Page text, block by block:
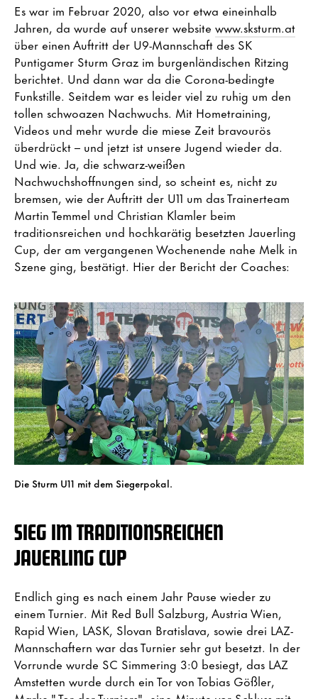
Es war im Februar 2020, also vor etwa eineinhalb
Jahren, da wurde auf unserer website www.sksturm.at
über einen Auftritt der U9-Mannschaft des SK
Puntigamer Sturm Graz im burgenländischen Ritzing
berichtet. Und dann war da die Corona-bedingte
Funkstille. Seitdem war es leider viel zu ruhig um den
tollen schwoazen Nachwuchs. Mit Hometraining,
Videos und mehr wurde die miese Zeit bravourös
überdrückt – und jetzt ist unsere Jugend wieder da.
Und wie. Ja, die schwarz-weißen
Nachwuchshoffnungen sind, so scheint es, nicht zu
bremsen, wie der Auftritt der U11 um das Trainerteam
Martin Temmel und Christian Klamler beim
traditionsreichen und hochkarätig besetzten Jauerling
Cup, der am vergangenen Wochenende nahe Melk in
Szene ging, bestätigt. Hier der Bericht der Coaches:
Die Sturm U11 mit dem Siegerpokal.
SIEG IM TRADITIONSREICHEN
JAUERLING CUP
Endlich ging es nach einem Jahr Pause wieder zu
einem Turnier. Mit Red Bull Salzburg, Austria Wien,
Rapid Wien, LASK, Slovan Bratislava, sowie drei LAZ-
Mannschaftern war das Turnier sehr gut besetzt. In der
Vorrunde wurde SC Simmering 3:0 besiegt, das LAZ
Amstetten wurde durch ein Tor von Tobias Gößler,